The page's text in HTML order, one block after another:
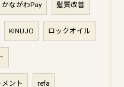
かながわPay 髪質改善
KINUJO ロックオイル
ント refa